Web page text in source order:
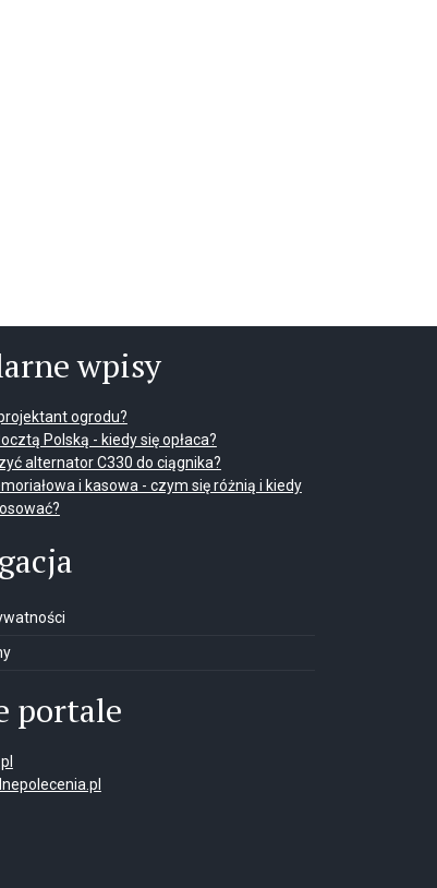
wpisy
ogrodu?
Polską - kiedy się opłaca?
alternator C330 do ciągnika?
i kasowa - czym się różnią i kiedy
portale